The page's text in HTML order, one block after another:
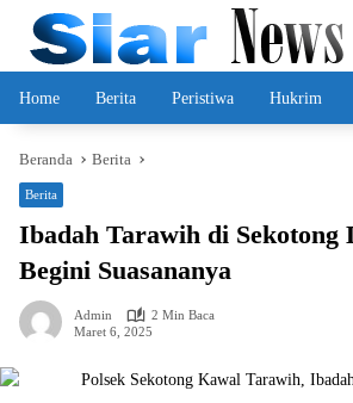
Langsung
konten
Home Berita Peristiwa Hukrim
Beranda Berita
Berita
Ibadah Tarawih di Sekotong
Begini Suasananya
Admin
2 Min Baca
Maret 6, 2025